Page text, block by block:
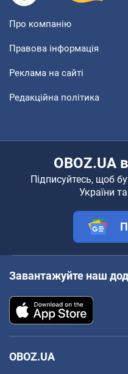
Про компанію
Правова інформація
Реклама на сайті
Редакційна політика
OBOZ.UA
Підписуйтесь, щоб
України
Завантажуйте наш
OBOZ.UA